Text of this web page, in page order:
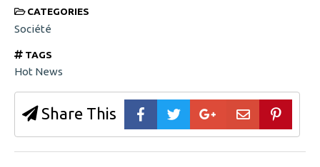
CATEGORIES
Société
TAGS
Hot News
Share This